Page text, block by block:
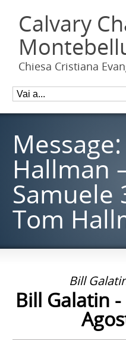
Calvary
Chiesa Cristiana
Hallman
Samuele
Tom
Bill
Bill Galatin